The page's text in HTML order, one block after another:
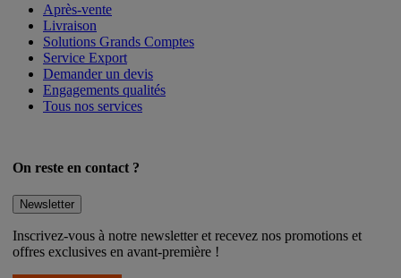
Après-vente
Livraison
Solutions Grands Comptes
Service Export
Demander un devis
Engagements qualités
Tous nos services
On reste en contact ?
Newsletter
Inscrivez-vous à notre newsletter et recevez nos promotions et
offres exclusives en avant-première !